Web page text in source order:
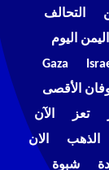
التحالف
اليمن اليوم
Gaza
الأقصى
تعز
الآن
الذهب
الان
شبوة